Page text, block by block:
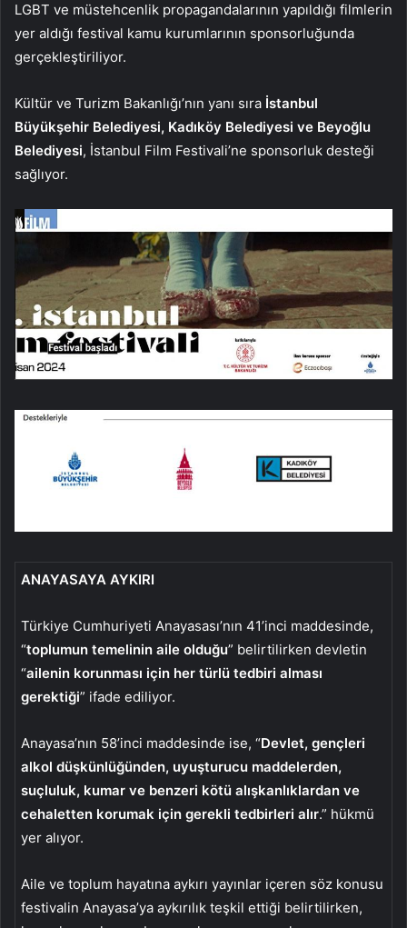
LGBT ve müstehcenlik propagandalarının yapıldığı filmlerin
yer aldığı festival kamu kurumlarının sponsorluğunda
gerçekleştiriliyor.
Kültür ve Turizm Bakanlığı’nın yanı sıra İstanbul
Büyükşehir Belediyesi, Kadıköy Belediyesi ve Beyoğlu
Belediyesi, İstanbul Film Festivali’ne sponsorluk desteği
sağlıyor.
ANAYASAYA AYKIRI
Türkiye Cumhuriyeti Anayasası’nın 41’inci maddesinde,
“toplumun temelinin aile olduğu” belirtilirken devletin
“ailenin korunması için her türlü tedbiri alması
gerektiği” ifade ediliyor.
Anayasa’nın 58’inci maddesinde ise, “Devlet, gençleri
alkol düşkünlüğünden, uyuşturucu maddelerden,
suçluluk, kumar ve benzeri kötü alışkanlıklardan ve
cehaletten korumak için gerekli tedbirleri alır.” hükmü
yer alıyor.
Aile ve toplum hayatına aykırı yayınlar içeren söz konusu
festivalin Anayasa’ya aykırılık teşkil ettiği belirtilirken,